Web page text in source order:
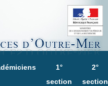
1°
section
2°
section